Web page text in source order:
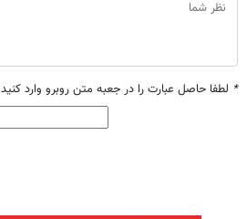
* لطفا حاصل عبارت را در جعبه متن روبرو وارد کنید